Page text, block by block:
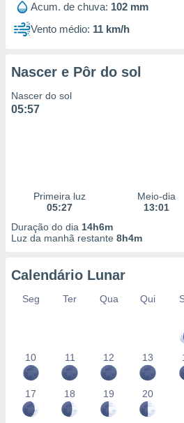
Acum. de chuva: 102 mm
Vento médio: 11 km/h
Nascer e Pôr do sol
Nascer do sol
05:57
Primeira luz
05:27
Meio-dia
13:01
Duração do dia 14h6m
Luz da manhã restante 8h4m
Calendário Lunar
Seg Ter Qua Qui
10 11 12 13
17 18 19 20